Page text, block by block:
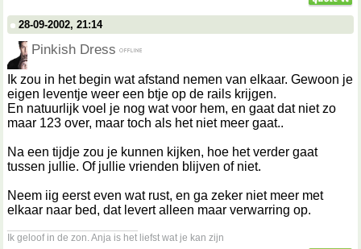
28-09-2002, 21:14
Pinkish Dress
Ik zou in het begin wat afstand nemen van elkaar. Gewoon je
eigen leventje weer een btje op de rails krijgen.
En natuurlijk voel je nog wat voor hem, en gaat dat niet zo
maar 123 over, maar toch als het niet meer gaat..
Na een tijdje zou je kunnen kijken, hoe het verder gaat
tussen jullie. Of jullie vrienden blijven of niet.
Neem iig eerst even wat rust, en ga zeker niet meer met
elkaar naar bed, dat levert alleen maar verwarring op.
Ik geloof in de zon. Anja is het liefst wat je kan zijn